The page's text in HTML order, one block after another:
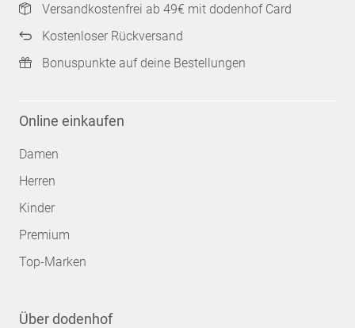
Versandkostenfrei ab 49€ mit dodenhof Card
Kostenloser Rückversand
Bonuspunkte auf deine Bestellungen
Online einkaufen
Damen
Herren
Kinder
Premium
Top-Marken
Über dodenhof